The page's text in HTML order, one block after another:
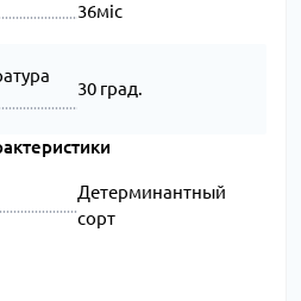
36міс
30 град.
Детерминантный
сорт